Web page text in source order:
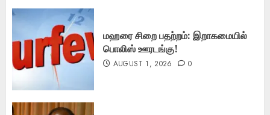
மஹரை சிறை பதற்றம்: இறாகமையில்
பொலிஸ் ஊரடங்கு!
AUGUST 1, 2026 0